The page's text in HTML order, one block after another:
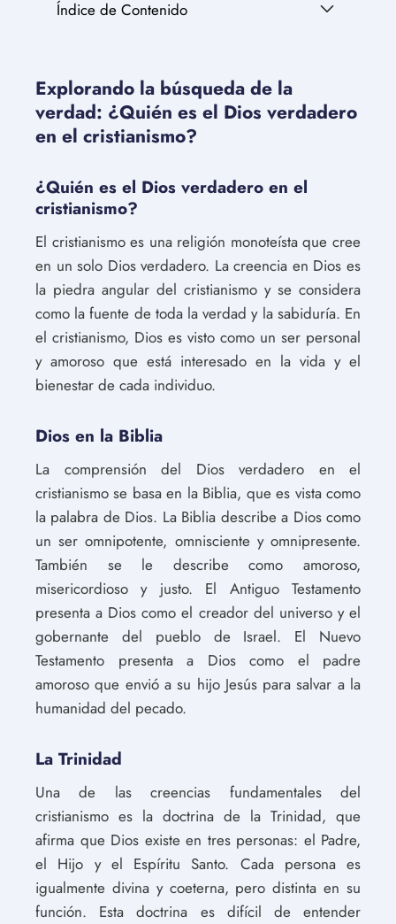
Índice de Contenido
Explorando la búsqueda de la
verdad: ¿Quién es el Dios verdadero
en el cristianismo?
¿Quién es el Dios verdadero en el
cristianismo?
El cristianismo es una religión monoteísta que cree
en un solo Dios verdadero. La creencia en Dios es
la piedra angular del cristianismo y se considera
como la fuente de toda la verdad y la sabiduría. En
el cristianismo, Dios es visto como un ser personal
y amoroso que está interesado en la vida y el
bienestar de cada individuo.
Dios en la Biblia
La comprensión del Dios verdadero en el
cristianismo se basa en la Biblia, que es vista como
la palabra de Dios. La Biblia describe a Dios como
un ser omnipotente, omnisciente y omnipresente.
También se le describe como amoroso,
misericordioso y justo. El Antiguo Testamento
presenta a Dios como el creador del universo y el
gobernante del pueblo de Israel. El Nuevo
Testamento presenta a Dios como el padre
amoroso que envió a su hijo Jesús para salvar a la
humanidad del pecado.
La Trinidad
Una de las creencias fundamentales del
cristianismo es la doctrina de la Trinidad, que
afirma que Dios existe en tres personas: el Padre,
el Hijo y el Espíritu Santo. Cada persona es
igualmente divina y coeterna, pero distinta en su
función. Esta doctrina es difícil de entender